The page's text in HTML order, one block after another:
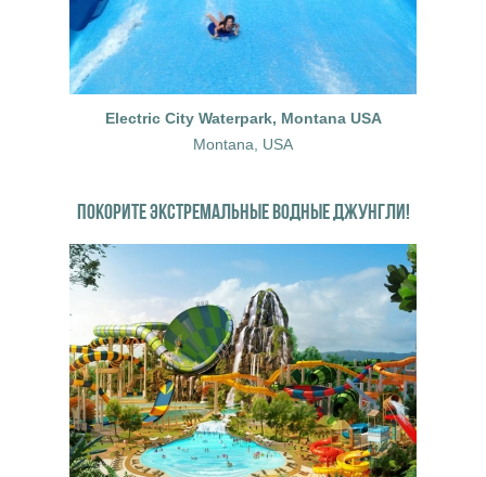
Electric City Waterpark, Montana USA
Montana, USA
ПОКОРИТЕ ЭКСТРЕМАЛЬНЫЕ ВОДНЫЕ ДЖУНГЛИ!